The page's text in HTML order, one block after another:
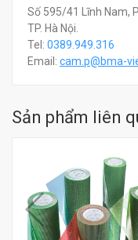
Số 595/41 Lĩnh Nam,
TP. Hà Nội.
Tel: 0389.949.316
Email: cam.p@bma-
Sản phẩm liên